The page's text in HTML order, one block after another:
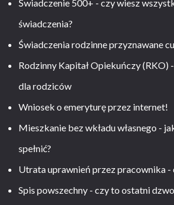
Świadczenie 500+ - czy wiesz
świadczenia?
Świadczenia rodzinne przyznawane
Rodzinny Kapitał Opiekuńczy (RKO)
dla rodziców
Wniosek o emeryturę przez internet!
Mieszkanie bez wkładu własnego -
spełnić?
Utrata uprawnień przez pracownika -
Spis powszechny - czy to ostatni